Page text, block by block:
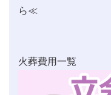
ら≪
火葬費用一覧